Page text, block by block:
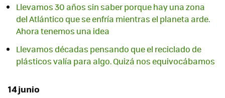
Llevamos 30 años sin saber porque hay una zona
del Atlántico que se enfría mientras el planeta arde.
Ahora tenemos una idea
Llevamos décadas pensando que el reciclado de
plásticos valía para algo. Quizá nos equivocábamos
14 junio